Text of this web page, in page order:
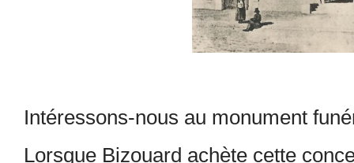
Intéressons-nous au monument
Lorsque Bizouard achète cette